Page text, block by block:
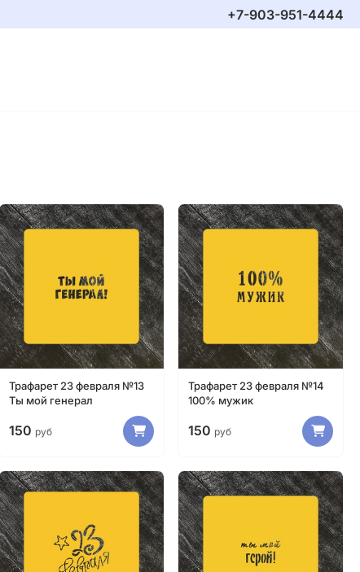
+7-903-951-4444
Трафарет 23 февраля №13
Ты мой генерал
150 руб
Трафарет 23 февраля №14
100% мужик
150 руб